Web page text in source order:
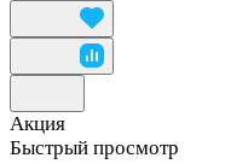
Акция
Быстрый просмотр